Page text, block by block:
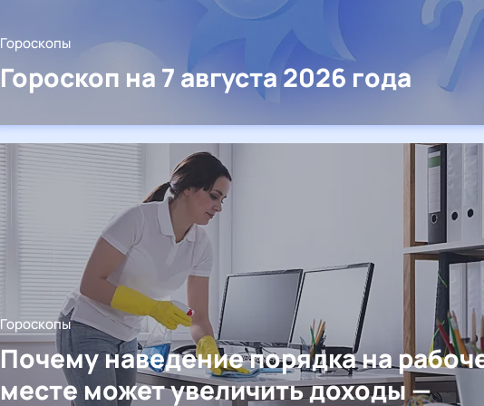
Гороскопы
Гороскоп на 7 августа 2026 года
Гороскопы
Почему наведение порядка на
месте может увеличить доходы —